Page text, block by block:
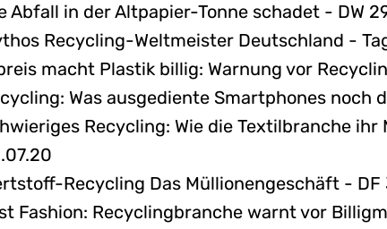
Abfall in der Altpapier-Tonne schadet - DW
Recycling-Weltmeister Deutschland -
macht Plastik billig: Warnung vor
Was ausgediente Smartphones noch
Recycling: Wie die Textilbranche
Recycling Das Müllionengeschäft -
Fashion: Recyclingbranche warnt vor